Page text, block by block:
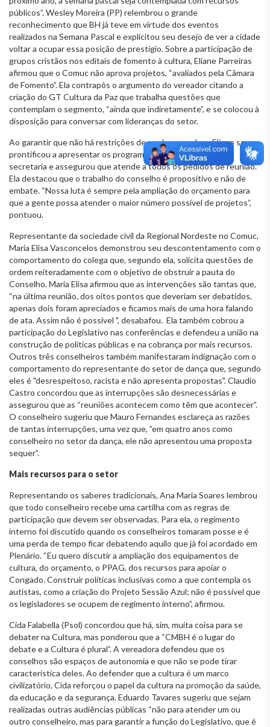
públicos”. Wesley Moreira (PP) relembrou o grande
reconhecimento que BH já teve em virtude dos eventos
realizados na Semana Pascal e explicitou seu desejo de ver a cidade
voltar a ocupar essa posição de prestígio. Sobre a participação de
grupos cristãos nos editais de fomento à cultura, Eliane Parreiras
afirmou que o Comuc não aprova projetos, “avaliados pela Câmara
de Fomento”. Ela contrapôs o argumento do vereador citando a
criação do GT Cultura da Paz que trabalha questões que
contemplam o segmento, “ainda que indiretamente”, e se colocou à
disposição para conversar com lideranças do setor.
Ao garantir que não há restrições de nenhuma ordem, Eliane se
prontificou a apresentar os programas desenvolvidos pela
secretaria e assegurou que atende a todos os pedidos de reunião.
Ela destacou que o trabalho do conselho é propositivo e não de
embate. “Nossa luta é sempre pela ampliação do orçamento para
que a gente possa atender o maior número possível de projetos”,
pontuou.
Representante da sociedade civil da Regional Nordeste no Comuc,
Maria Elisa Vasconcelos demonstrou seu descontentamento com o
comportamento do colega que, segundo ela, solicita questões de
ordem reiteradamente com o objetivo de obstruir a pauta do
Conselho. Maria Elisa afirmou que as intervenções são tantas que,
“na última reunião, dos oitos pontos que deveriam ser debatidos,
apenas dois foram apreciados e ficamos mais de uma hora falando
de ata. Assim não é possível ", desabafou. Ela também cobrou a
participação do Legislativo nas conferências e defendeu a união na
construção de políticas públicas e na cobrança por mais recursos.
Outros três conselheiros também manifestaram indignação com o
comportamento do representante do setor de dança que, segundo
eles é "desrespeitoso, racista e não apresenta propostas". Claudio
Castro concordou que as interrupções são desnecessárias e
assegurou que as “reuniões acontecem como têm que acontecer”.
O conselheiro sugeriu que Mauro Fernandes esclareça as razões
de tantas interrupções, uma vez que, ”em quatro anos como
conselheiro no setor da dança, ele não apresentou uma proposta
sequer”.
Mais recursos para o setor
Representando os saberes tradicionais, Ana Maria Soares lembrou
que todo conselheiro recebe uma cartilha com as regras de
participação que devem ser observadas. Para ela, o regimento
interno foi discutido quando os conselheiros tomaram posse e é
uma perda de tempo ficar debatendo aquilo que já foi acordado em
Plenário. “Eu quero discutir a ampliação dos equipamentos de
cultura, do orçamento, o PPAG, dos recursos para apoiar o
Congado. Construir políticas inclusivas como a que contempla os
autistas, como a criação do Projeto Sessão Azul; não é possível que
os legisladores se ocupem de regimento interno”, afirmou.
Cida Falabella (Psol) concordou que há, sim, muita coisa para se
debater na Cultura, mas ponderou que a “CMBH é o lugar do
debate e a Cultura é plural”. A vereadora defendeu que os
conselhos são espaços de autonomia e que não se pode tirar
característica deles. Ao defender que a cultura é um marco
civilizatório, Cida reforçou o papel da cultura na promoção da saúde,
da educação e da segurança. Eduardo Tavares sugeriu que sejam
realizadas outras audiências públicas “não para atender um ou
outro conselheiro, mas para garantir a função do Legislativo, que é